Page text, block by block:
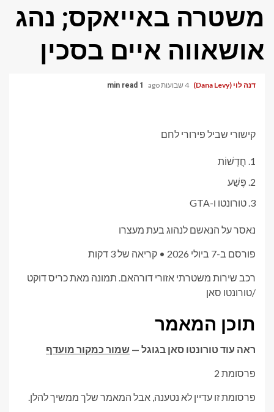
משטרה באייאקס; נהג
אושאווה איים בסכין
דנה לוי (Dana Levy) 4 שבועות ago 1 min read
קישורי שביל פירורי לחם
חֲדָשׁוֹת
פֶּשַׁע
טורונטו ו-GTA
נאסר על הנאשם לנהוג בעת מעצרו
פורסם ב-7 ביולי 2026 • קריאה של 3 דקות
רכב שירות משטרתי אזורי דורהאם. תמונה מאת כריס דוקט
/טורונטו סאן
תוכן המאמר
ראה עוד טורונטו סאן בגוגל — שמור כמקור מועדף
פרסומת 2
פרסומת זו עדיין לא נטענה, אבל המאמר שלך ממשיך להלן.